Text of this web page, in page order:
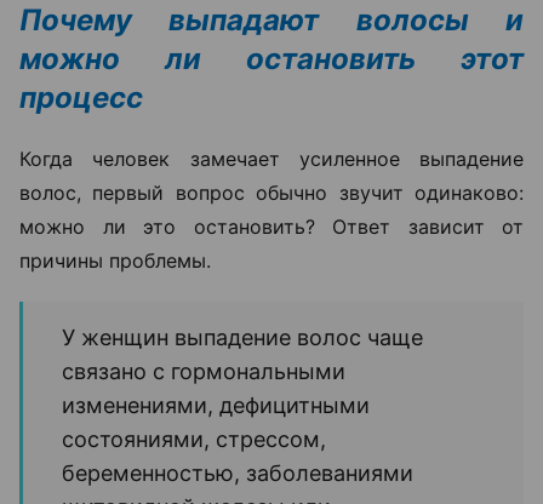
Почему выпадают волосы и
можно ли остановить этот
процесс
Когда человек замечает усиленное выпадение
волос, первый вопрос обычно звучит одинаково:
можно ли это остановить? Ответ зависит от
причины проблемы.
У женщин выпадение волос чаще
связано с гормональными
изменениями, дефицитными
состояниями, стрессом,
беременностью, заболеваниями